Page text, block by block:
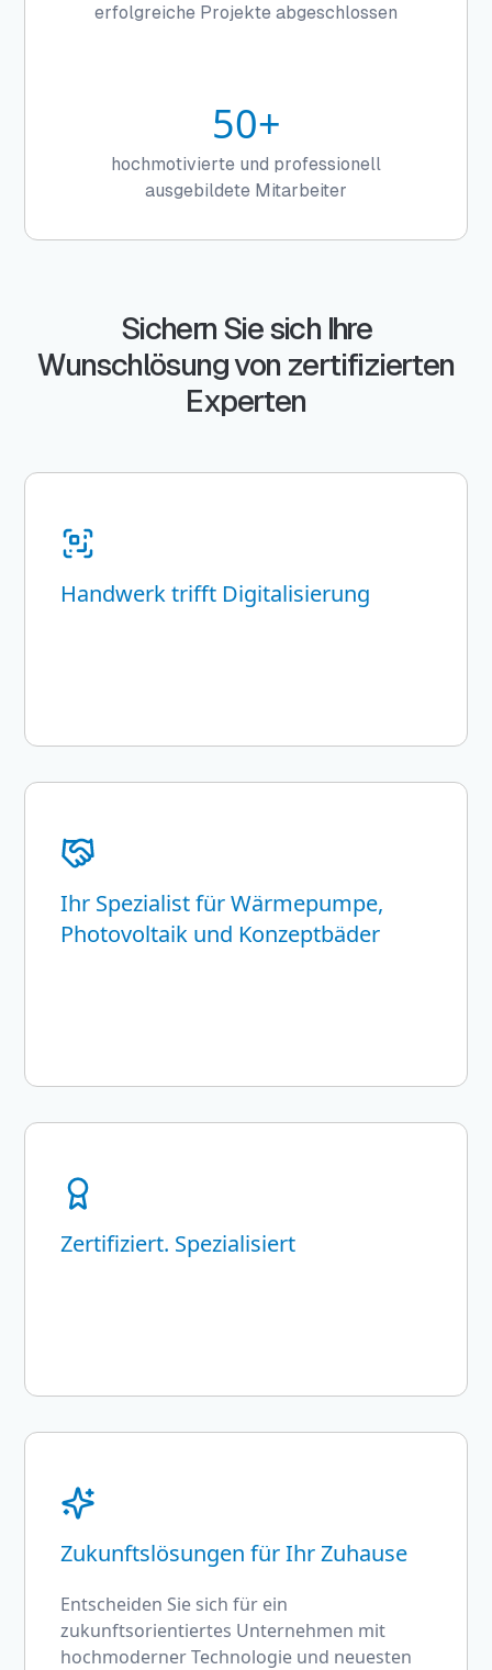
erfolgreiche Projekte abgeschlossen
50+
hochmotivierte und professionell
ausgebildete Mitarbeiter
Sichern Sie sich Ihre
Wunschlösung von zertifizierten
Experten
Handwerk trifft Digitalisierung
Ihr Spezialist für Wärmepumpe,
Photovoltaik und Konzeptbäder
Zertifiziert. Spezialisiert
Zukunftslösungen für Ihr Zuhause
Entscheiden Sie sich für ein
zukunftsorientiertes Unternehmen mit
hochmoderner Technologie und neuesten